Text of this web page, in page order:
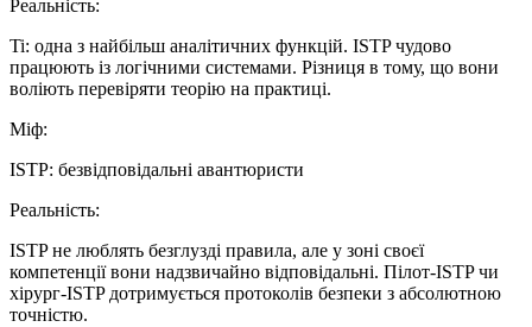
Реальнiсть:
Ti: одна з найбільш аналітичних функцій. ISTP чудово
працюють із логічними системами. Різниця в тому, що вони
воліють перевіряти теорію на практиці.
Мiф:
ISTP: безвідповідальні авантюристи
Реальнiсть:
ISTP не люблять безглузді правила, але у зоні своєї
компетенції вони надзвичайно відповідальні. Пілот-ISTP чи
хірург-ISTP дотримується протоколів безпеки з абсолютною
точністю.